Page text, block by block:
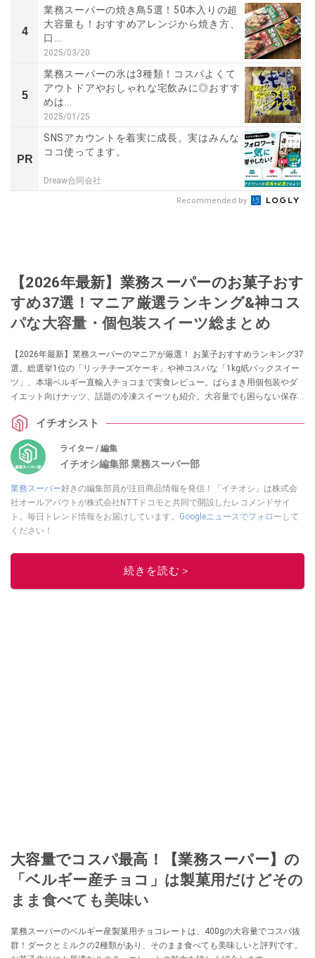
4
業務スーパーの焼き鳥5選！50本入りの超
大容量も！おすすめアレンジから焼き方、
口...
2025/03/20
5
業務スーパーの氷は3種類！コスパよくて
アウトドアやおしゃれな宅飲みに◎おすす
めは...
2025/01/25
PR
SNSアカウントを着実に成長。実はみんな
ココ使ってます。
Dreaw合同会社
Recommended by
【2026年最新】業務スーパーのお菓子おす
すめ37選！マニア厳選ランキング&神コス
パな大容量・個包装スイーツ総まとめ
【2026年最新】業務スーパーのマニアが厳選！ お菓子おすすめランキング37
選。総選挙1位の「リッチチーズケーキ」や神コスパな「1kg紙パックスイー
ツ」、本場ベルギー直輸入チョコまで実食レビュー。ばらまき用個包装やダ
イエット向けナッツ、話題の冷凍スイーツも紹介。大容量でも困らない保存
しない業スーお菓子選びの決定版です。
イチオシスト
ライター / 編集
イチオシ編集部 業務スーパー部
業務スーパー好きの編集部員が注目商品情報を発信！「イチオシ」は株式会
社オールアバウトが株式会社NTTドコモと共同で開設したレコメンドサイ
ト。毎日トレンド情報をお届けしています。 Googleニュースでフォロー して
ください！
このイチオシストの他の記事を読む
続きを読む＞
大容量でコスパ最高！【業務スーパー】の
「ベルギー産チョコ」は製菓用だけどその
まま食べても美味い
業務スーパーのベルギー産製菓用チョコレートは、400gの大容量でコスパ抜
群！ダークとミルクの2種類があり、そのまま食べても美味しいと評判です。